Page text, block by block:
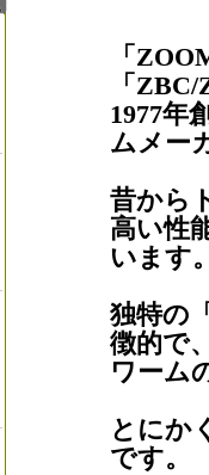
「
「
1977年
ムメー
昔から
高い性
います
独特の
徴的で
ワーム
とにか
です。